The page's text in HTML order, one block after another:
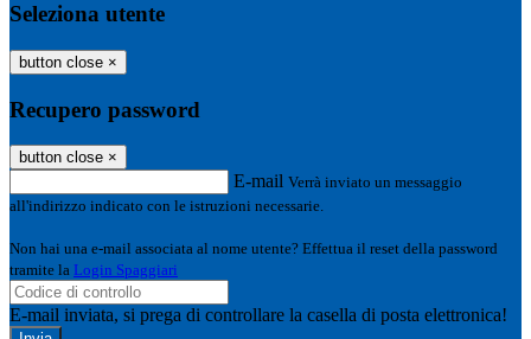
Seleziona utente
button close ×
Recupero password
button close ×
E-mail Verrà inviato un messaggio
all'indirizzo indicato con le istruzioni necessarie.
Non hai una e-mail associata al nome utente? Effettua il reset della password
tramite la Login Spaggiari
E-mail inviata, si prega di controllare la casella di posta elettronica!